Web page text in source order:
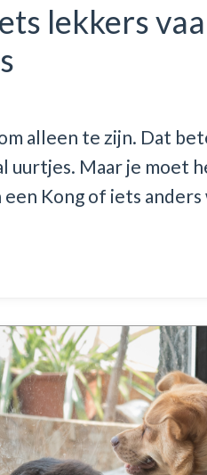
lekkers
alleen te zijn. Dat
uurtjes. Maar je moet
Kong of iets